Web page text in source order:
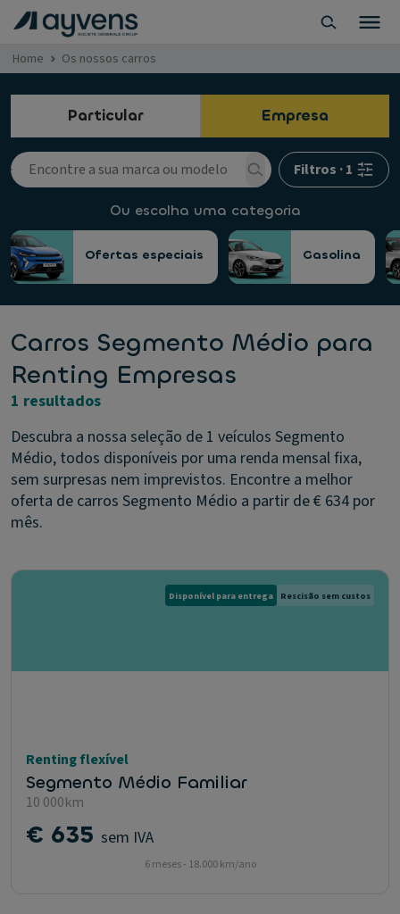
Home Os nossos carros
Particular Empresa
Filtros ·1
Ou escolha uma categoria
Ofertas especiais Gasolina
Carros Segmento Médio para
Renting Empresas
1 resultados
Descubra a nossa seleção de 1 veículos Segmento
Médio, todos disponíveis por uma renda mensal fixa,
sem surpresas nem imprevistos. Encontre a melhor
oferta de carros Segmento Médio a partir de € 634 por
mês.
Disponível para entrega Rescisão sem custos
Renting flexível
Segmento Médio Familiar
10 000km
€ 635 sem IVA
6 meses - 18.000 km/ano